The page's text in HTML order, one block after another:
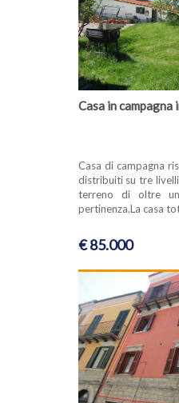
Casa in campagna
Casa di campagna
distribuiti su tre
terreno di oltre
pertinenza.La casa
€ 85.000